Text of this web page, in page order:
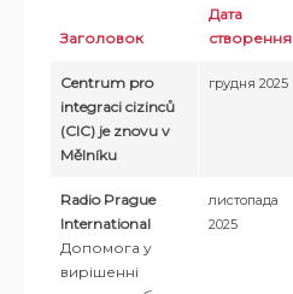
Заголовок
Дата
створення
Centrum pro
integraci cizinců
(CIC) je znovu v
Mělníku
грудня 2025
Radio Prague
International
Допомога у
вирішенні
листопада
2025